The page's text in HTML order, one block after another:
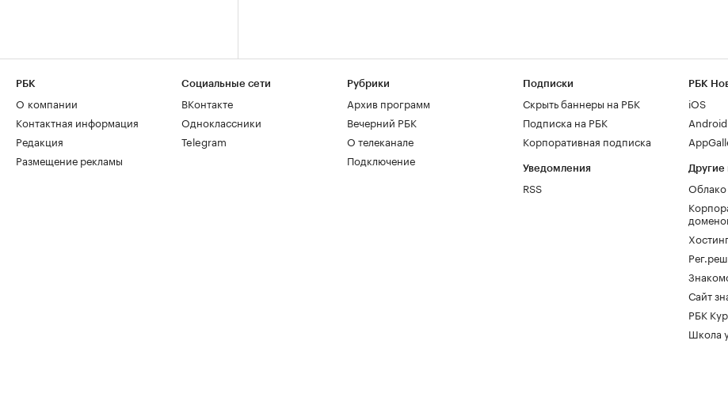
РБК
О компании
Контактная информация
Редакция
Размещение рекламы
Социальные сети
ВКонтакте
Одноклассники
Telegram
Рубрики
Архив программ
Вечерний РБК
О телеканале
Подключение
Подписки
Скрыть баннеры на РБК
Подписка на РБК
Корпоративная подписка
Уведомления
RSS
РБК
iOS
Android
Другие
Облако
Сайт
РБК
Школа